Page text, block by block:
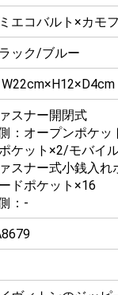
エコバルト×カモ
ック/ブルー
スナー開閉式
：オープンポケッ
ケット×2/モバイ
スナー式小銭入れ
ドポケット×16
：-